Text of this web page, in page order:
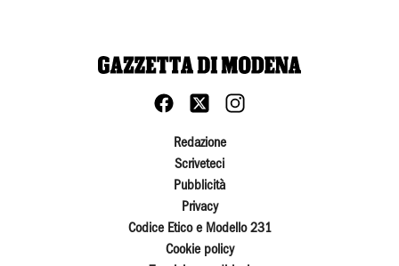
Redazione
Scriveteci
Pubblicità
Privacy
Codice Etico e Modello 231
Cookie policy